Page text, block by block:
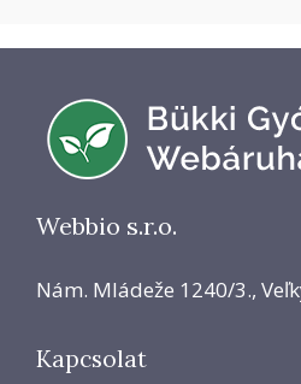
Webbio s.r.o.
Nám. Mládeže 1240/3.,
Kapcsolat